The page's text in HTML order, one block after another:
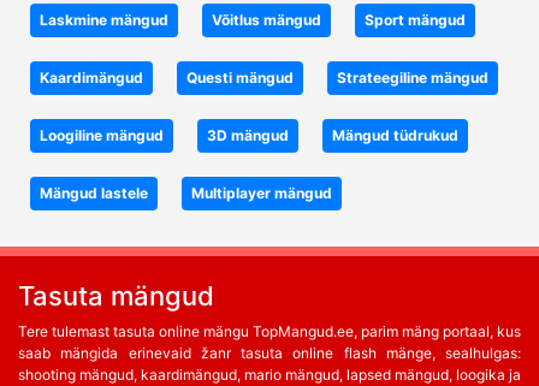
Laskmine mängud Võitlus mängud Sport mängud
Kaardimängud Questi mängud Strateegiline mängud
Loogiline mängud 3D mängud Mängud tüdrukud
Mängud lastele Multiplayer mängud
Tasuta mängud
Tere tulemast tasuta online mängu TopMangud.ee, parim mäng portaal, kus
saab mängida erinevaid žanr tasuta online flash mänge, sealhulgas:
shooting mängud, kaardimängud, mario mängud, lapsed mängud, loogika ja